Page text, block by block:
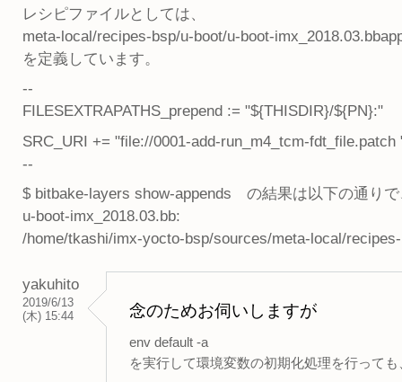
レシピファイルとしては、
meta-local/recipes-bsp/u-boot/u-boot-
を定義しています。
--
FILESEXTRAPATHS_prepend := "${THISDIR}/${PN}:"
SRC_URI += "file://0001-add-run_m4_tcm-fdt_file.patch
--
$ bitbake-layers show-appends の結果は以下の通り
u-boot-imx_2018.03.bb:
/home/tkashi/imx-yocto-bsp/sources/meta-local/
yakuhito
2019/6/13
(木) 15:44
念のためお伺いしますが
env default -a
を実行して環境変数の初期化処理を行って